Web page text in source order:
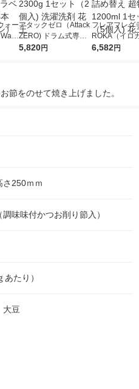
ォーアタックゼロ（Attack
ZERO) ドラム式専用
詰め替え メガジャン
5,820円
フレアフレグ
ROKA（イロ
イキッドリリ
6,582円
節をのせて焼き上げました。
250ｍｍ
味味付かつお削り節入）
たり）
大豆